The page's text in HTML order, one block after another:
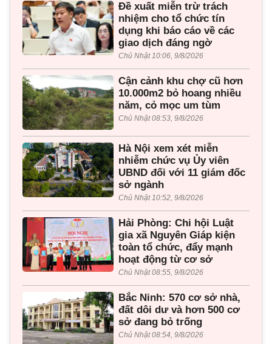
Đề xuất miễn trừ trách
nhiệm cho tổ chức tín
dụng khi báo cáo về các
giao dịch đáng ngờ
Chủ Nhật 10:06, 9/8/2026
Cận cảnh khu chợ cũ hơn
10.000m2 bỏ hoang nhiều
năm, cỏ mọc um tùm
Chủ Nhật 08:53, 9/8/2026
Hà Nội xem xét miễn
nhiễm chức vụ Ủy viên
UBND đối với 11 giám đốc
sở ngành
Chủ Nhật 10:52, 9/8/2026
Hải Phòng: Chi hội Luật
gia xã Nguyên Giáp kiện
toàn tổ chức, đẩy mạnh
hoạt động từ cơ sở
Chủ Nhật 08:55, 9/8/2026
Bắc Ninh: 570 cơ sở nhà,
đất dôi dư và hơn 500 cơ
sở đang bỏ trống
Chủ Nhật 08:54, 9/8/2026